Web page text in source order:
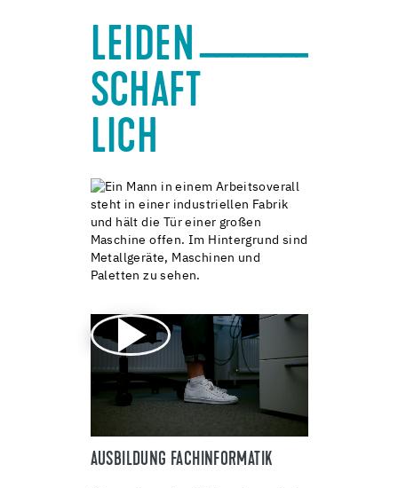
LEIDEN
SCHAFT
LICH
AUSBILDUNG FACHINFORMATIK